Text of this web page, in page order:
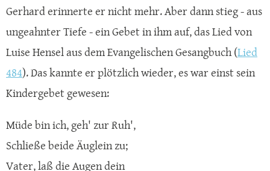
Gerhard erinnerte er nicht mehr. Aber dann stieg - aus
ungeahnter Tiefe - ein Gebet in ihm auf, das Lied von
Luise Hensel aus dem Evangelischen Gesangbuch (Lied
484). Das kannte er plötzlich wieder, es war einst sein
Kindergebet gewesen:
Müde bin ich, geh' zur Ruh',
Schließe beide Äuglein zu;
Vater, laß die Augen dein